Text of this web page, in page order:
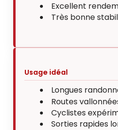
Excellent
Très bonne
Usage idéal
Longues
Routes
Cyclistes
Sorties rapides